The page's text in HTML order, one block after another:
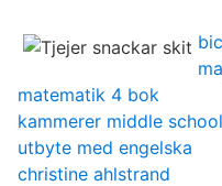
matematik 4 bok
kammerer middle school
utbyte med engelska
christine ahlstrand